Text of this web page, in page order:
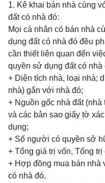
1. Kê khai bán nhà cùng
đất có nhà đó:
Mọi cá nhân có bán nhà
dụng đất có nhà đó đều
cần thiết liên quan đến
quyền sử dụng đất có
+ Diện tích nhà, loại nhà;
nhà) gắn với nhà đó;
+ Nguồn gốc nhà đất
và các bản sao giấy tờ
dụng;
+ Số người có quyền sở
+ Tổng giá trị vốn, Tổng trị
+ Hợp đồng mua bán nhà
có nhà đó.